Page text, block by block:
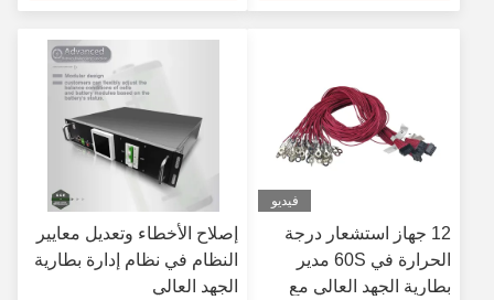
ESS UPS HV بطارية
فيديو
12 جهاز استشعار درجة
الحرارة في 60S مدير
بطارية الجهد العالي مع
إصلاح الأخطاء وتعديل معايير
النظام في نظام إدارة بطارية
الجهد العالي